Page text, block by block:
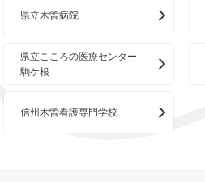
県立木曽病院
県立こころの医療センター
駒ケ根
信州木曽看護専門学校